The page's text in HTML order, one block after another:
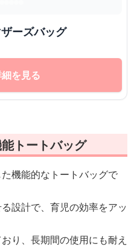
ーズバッグ
を見る
トートバッグ
機能的なトートバッグで
設計で、育児の効率をアッ
り、長期間の使用にも耐え